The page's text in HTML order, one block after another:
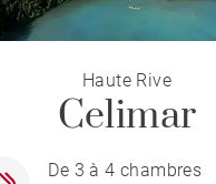
Haute Rive
Celimar
De 3 à 4 chambres